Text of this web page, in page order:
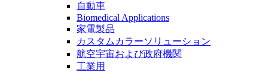
自動車
Biomedical Applications
家電製品
カスタムカラーソリューション
航空宇宙および政府機関
工業用